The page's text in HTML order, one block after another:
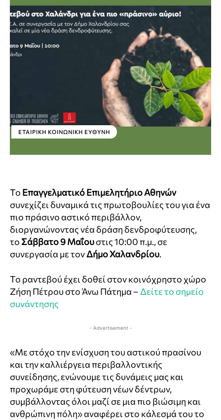
ΕΤΑΙΡΙΚΉ ΚΟΙΝΩΝΙΚΉ ΕΥΘΎΝΗ
Το Επαγγελματικό Επιμελητήριο Αθηνών
συνεχίζει δυναμικά τις πρωτοβουλίες του για ένα
πιο πράσινο αστικό περιβάλλον,
διοργανώνοντας νέα δράση δενδροφύτευσης,
τοΣάββατο 9 Μαΐουστις 10:00 π.μ., σε
συνεργασία με τονΔήμο Χαλανδρίου.
Το ραντεβού έχει δοθεί στον κοινόχρηστο χώρο
Ζήση Πέτρου στο Άνω Πάτημα – Δείτε το σημείο
συνάντησης
- Advertisement -
«Με στόχο την ενίσχυση του αστικού πρασίνου
και την καλλιέργεια περιβαλλοντικής
συνείδησης, ενώνουμε τις δυνάμεις μας και
προχωράμε στη φύτευση νέων δέντρων,
συμβάλλοντας όλοι μαζί σε μια πιο βιώσιμη και
ανθρώπινη πόλη» αναφέρει στο κάλεσμά του το